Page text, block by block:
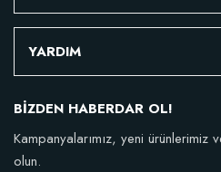
YARDIM
BİZDEN HABERDAR OL!
Kampanyalarımız, yeni
olun.